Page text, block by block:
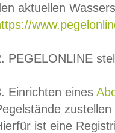
aktuellen
PEGELONLINE
Einrichten eines
ist eine